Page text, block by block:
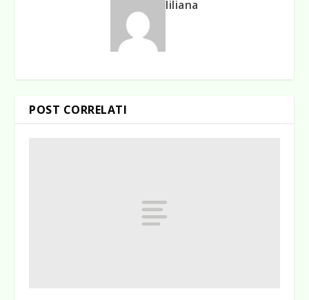
liliana
POST CORRELATI